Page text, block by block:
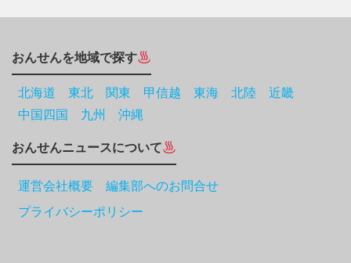
おんせんを地域で探す
北海道 東北 関東 甲信越 東海 北陸
近畿
中国四国
九州 沖縄
おんせんニュースについて
運営会社概要 編集部へのお問合せ
プライバシーポリシー